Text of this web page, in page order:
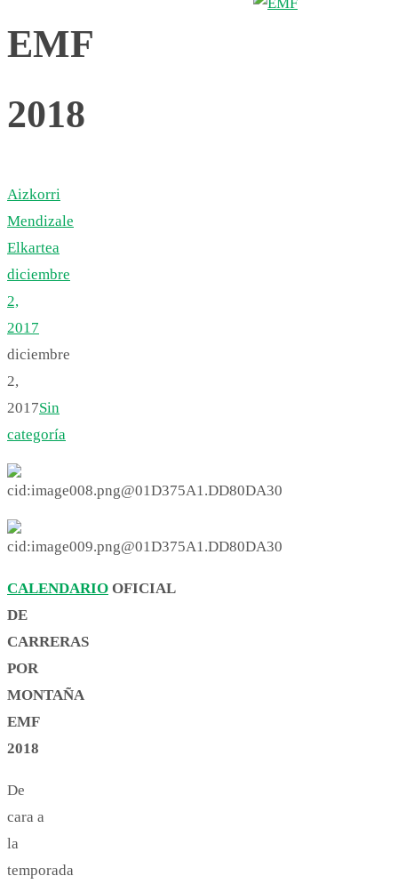
EMF
2018
Aizkorri
Mendizale
Elkartea
diciembre
2,
2017
diciembre
2,
2017Sin
categoría
CALENDARIO OFICIAL
DE
CARRERAS
POR
MONTAÑA
EMF
2018
De
cara a
la
temporada